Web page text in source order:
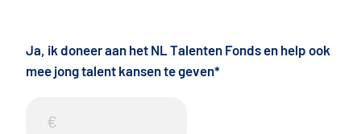
Ja, ik doneer aan het NL Talenten Fonds en help ook
mee jong talent kansen te geven*